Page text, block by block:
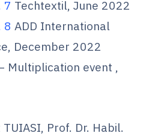
7 Techtextil, June 2022
8 ADD International
December 2022
Multiplication event ,
Prof. Dr. Habil.